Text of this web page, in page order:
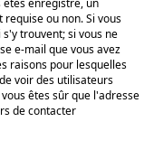
ou non. Si vous
trouvent; si vous ne
e-mail que vous avez
raisons pour lesquelles
voir des utilisateurs
êtes sûr que l'adresse
de contacter